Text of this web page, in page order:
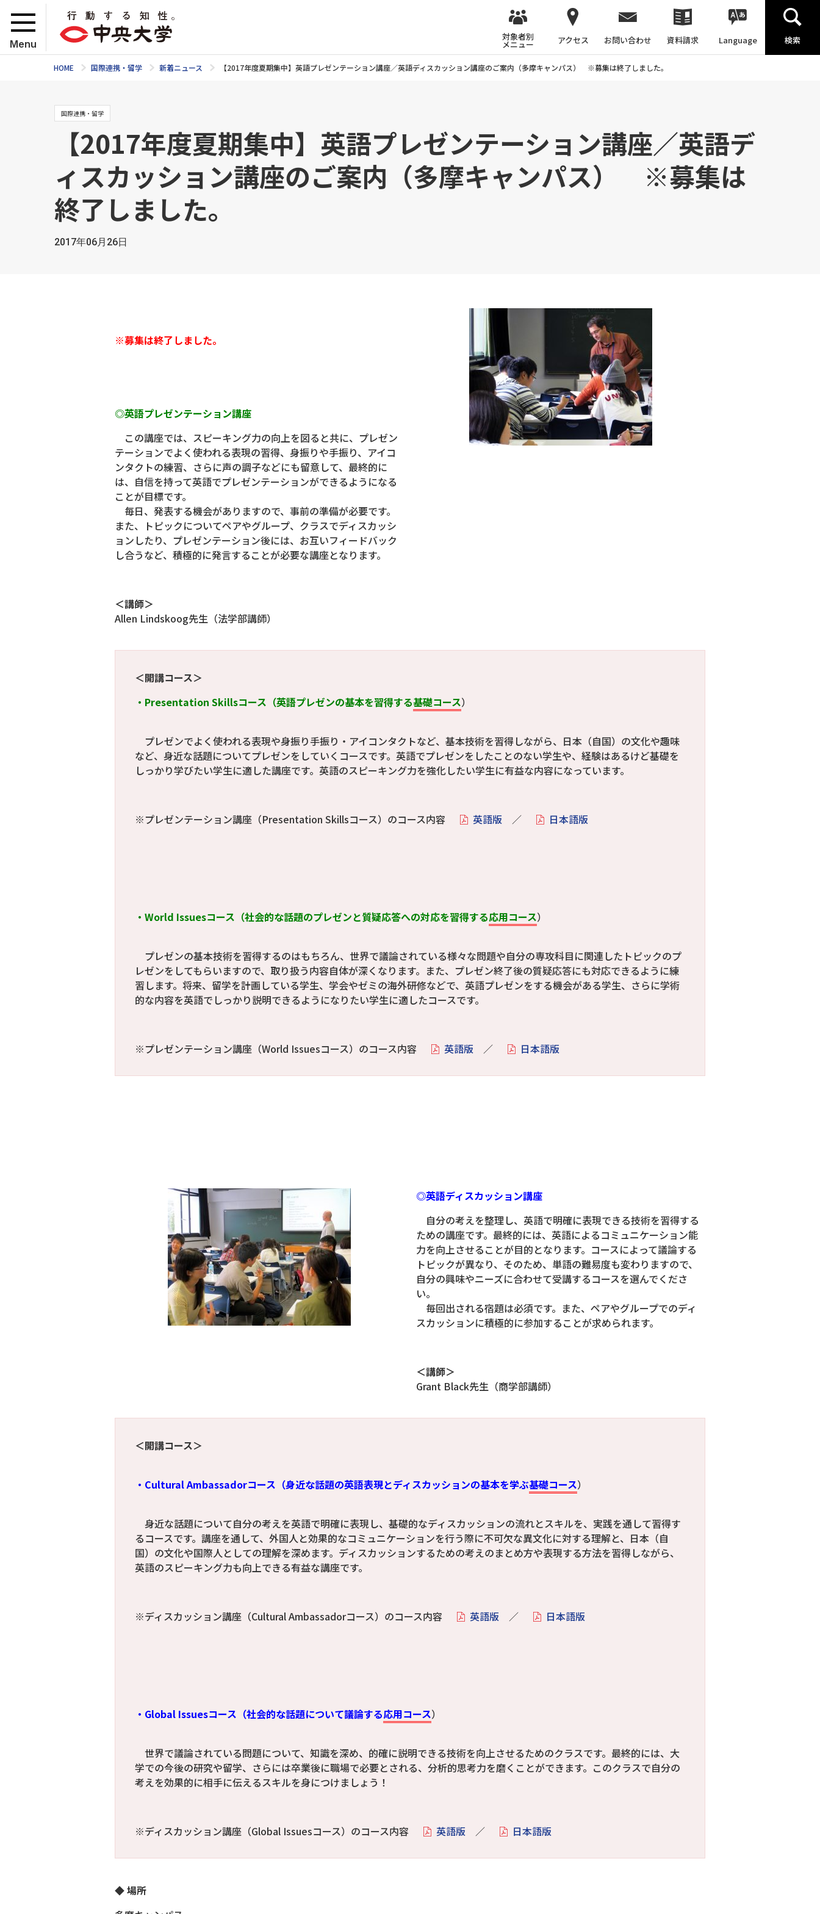
Menu
対象者別
メニュー アクセス お問い合わせ 資料請求 Language 検索
HOME 国際連携・留学 新着ニュース 【2017年度夏期集中】英語プレゼンテーション講座／英語ディスカッション講座のご案内（多摩キャンパス） ※募集は終了しました。
国際連携・留学
【2017年度夏期集中】英語プレゼンテーション講座／英語デ
ィスカッション講座のご案内（多摩キャンパス） ※募集は
終了しました。
2017年06月26日
※募集は終了しました。
◎英語プレゼンテーション講座
この講座では、スピーキング力の向上を図ると共に、プレゼン
テーションでよく使われる表現の習得、身振りや手振り、アイコ
ンタクトの練習、さらに声の調子などにも留意して、最終的に
は、自信を持って英語でプレゼンテーションができるようになる
ことが目標です。
毎日、発表する機会がありますので、事前の準備が必要です。
また、トピックについてペアやグループ、クラスでディスカッシ
ョンしたり、プレゼンテーション後には、お互いフィードバック
し合うなど、積極的に発言することが必要な講座となります。
＜講師＞
Allen Lindskoog先生（法学部講師）
＜開講コース＞
・Presentation Skillsコース（英語プレゼンの基本を習得する基礎コース）
プレゼンでよく使われる表現や身振り手振り・アイコンタクトなど、基本技術を習得しながら、日本（自国）の文化や趣味
など、身近な話題についてプレゼンをしていくコースです。英語でプレゼンをしたことのない学生や、経験はあるけど基礎を
しっかり学びたい学生に適した講座です。英語のスピーキング力を強化したい学生に有益な内容になっています。
※プレゼンテーション講座（Presentation Skillsコース）のコース内容 英語版 ／ 日本語版
・World Issuesコース（社会的な話題のプレゼンと質疑応答への対応を習得する応用コース）
プレゼンの基本技術を習得するのはもちろん、世界で議論されている様々な問題や自分の専攻科目に関連したトピックのプ
レゼンをしてもらいますので、取り扱う内容自体が深くなります。また、プレゼン終了後の質疑応答にも対応できるように練
習します。将来、留学を計画している学生、学会やゼミの海外研修などで、英語プレゼンをする機会がある学生、さらに学術
的な内容を英語でしっかり説明できるようになりたい学生に適したコースです。
※プレゼンテーション講座（World Issuesコース）のコース内容 英語版 ／ 日本語版
◎英語ディスカッション講座
自分の考えを整理し、英語で明確に表現できる技術を習得する
ための講座です。最終的には、英語によるコミュニケーション能
力を向上させることが目的となります。コースによって議論する
トピックが異なり、そのため、単語の難易度も変わりますので、
自分の興味やニーズに合わせて受講するコースを選んでくださ
い。
毎回出される宿題は必須です。また、ペアやグループでのディ
スカッションに積極的に参加することが求められます。
＜講師＞
Grant Black先生（商学部講師）
＜開講コース＞
・Cultural Ambassadorコース（身近な話題の英語表現とディスカッションの基本を学ぶ基礎コース）
身近な話題について自分の考えを英語で明確に表現し、基礎的なディスカッションの流れとスキルを、実践を通して習得す
るコースです。講座を通して、外国人と効果的なコミュニケーションを行う際に不可欠な異文化に対する理解と、日本（自
国）の文化や国際人としての理解を深めます。ディスカッションするための考えのまとめ方や表現する方法を習得しながら、
英語のスピーキング力も向上できる有益な講座です。
※ディスカッション講座（Cultural Ambassadorコース）のコース内容 英語版 ／ 日本語版
・Global Issuesコース（社会的な話題について議論する応用コース）
世界で議論されている問題について、知識を深め、的確に説明できる技術を向上させるためのクラスです。最終的には、大
学での今後の研究や留学、さらには卒業後に職場で必要とされる、分析的思考力を磨くことができます。このクラスで自分の
考えを効果的に相手に伝えるスキルを身につけましょう！
※ディスカッション講座（Global Issuesコース）のコース内容 英語版 ／ 日本語版
◆ 場所